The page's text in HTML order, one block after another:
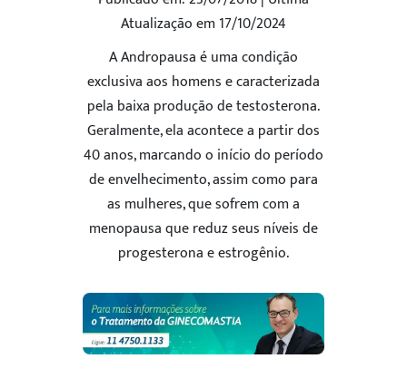
Atualização em 17/10/2024
A Andropausa é uma condição
exclusiva aos homens e caracterizada
pela baixa produção de testosterona.
Geralmente, ela acontece a partir dos
40 anos, marcando o início do período
de envelhecimento, assim como para
as mulheres, que sofrem com a
menopausa que reduz seus níveis de
progesterona e estrogênio.